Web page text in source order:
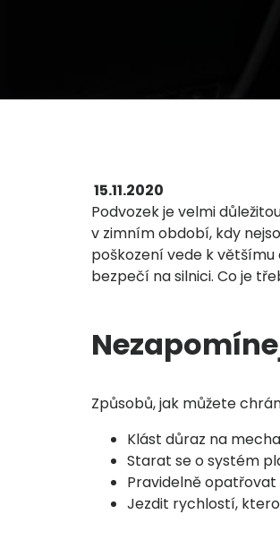
15.11.2020
Podvozek je velmi
v zimním období, kdy
poškození vede k většímu
bezpečí na silnici. Co je
Způsobů, jak můžete
Klást důraz na
Starat se o systém
Pravidelně
Jezdit rychlostí,